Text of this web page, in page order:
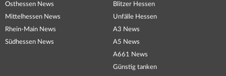
Osthessen News
Mittelhessen News
Rhein-Main News
Südhessen News
Blitzer Hessen
Unfälle Hessen
A3 News
A5 News
A661 News
Günstig tanken